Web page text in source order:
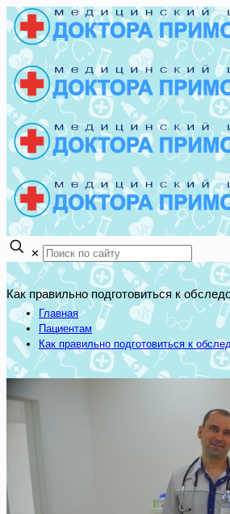
✕
Как правильно подготовиться к
Главная
Пациентам
Как правильно подготовиться к